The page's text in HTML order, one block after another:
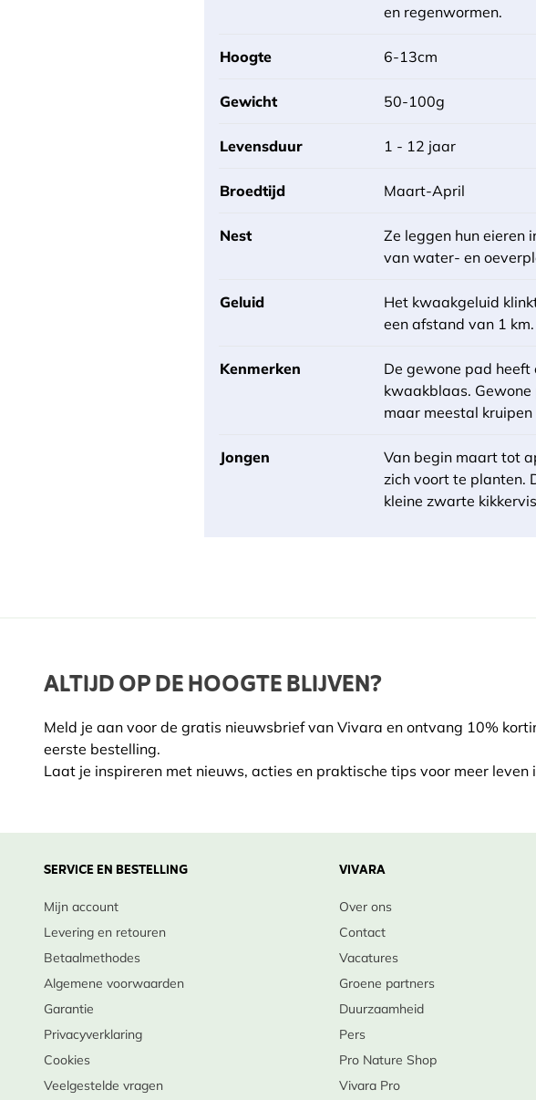
en regenwormen.
Hoogte 6-13cm
Gewicht 50-100g
Levensduur 1 - 12 jaar
Broedtijd Maart-April
Nest
Ze leggen hun eieren
van water- en
Geluid
Het kwaakgeluid
een afstand van 1 km.
Kenmerken
De gewone pad heeft
kwaakblaas. Gewone
maar meestal kruipen
Jongen
Van begin maart tot
zich voort te planten.
kleine zwarte
ALTIJD OP DE HOOGTE BLIJVEN?
Meld je aan voor de gratis nieuwsbrief van Vivara en ontvang 10%
eerste bestelling.
Laat je inspireren met nieuws, acties en praktische tips voor meer leven
SERVICE EN BESTELLING
Mijn account
Levering en retouren
Betaalmethodes
Algemene voorwaarden
Garantie
Privacyverklaring
Cookies
Veelgestelde vragen
VIVARA
Over ons
Contact
Vacatures
Groene partners
Duurzaamheid
Pers
Pro Nature Shop
Vivara Pro